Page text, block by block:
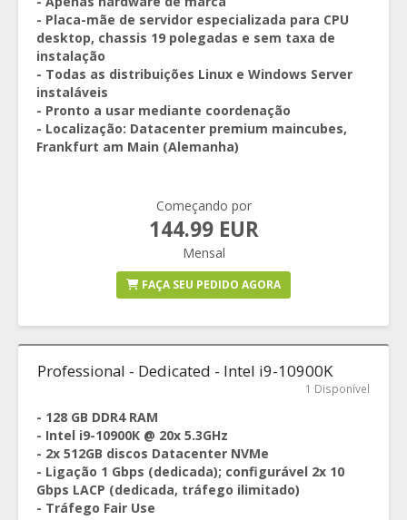
- Placa-mãe de servidor especializada para CPU
desktop, chassis 19 polegadas e sem taxa de
instalação
- Todas as distribuições Linux e Windows Server
instaláveis
- Pronto a usar mediante coordenação
- Localização: Datacenter premium maincubes,
Frankfurt am Main (Alemanha)
Começando por
144.99 EUR
Mensal
FAÇA SEU PEDIDO AGORA
Professional - Dedicated - Intel i9-10900K
1 Disponível
- 128 GB DDR4 RAM
- Intel i9-10900K @ 20x 5.3GHz
- 2x 512GB discos Datacenter NVMe
- Ligação 1 Gbps (dedicada); configurável 2x 10
Gbps LACP (dedicada, tráfego ilimitado)
- Tráfego Fair Use